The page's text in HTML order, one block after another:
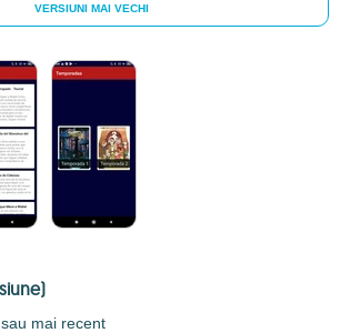
VERSIUNI MAI VECHI
mai recent